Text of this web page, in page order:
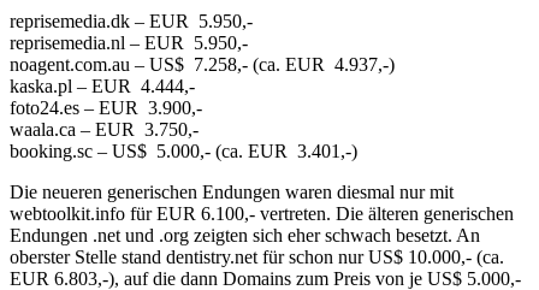
reprisemedia.dk – EUR 5.950,-
reprisemedia.nl – EUR 5.950,-
noagent.com.au – US$ 7.258,- (ca. EUR 4.937,-)
kaska.pl – EUR 4.444,-
foto24.es – EUR 3.900,-
waala.ca – EUR 3.750,-
booking.sc – US$ 5.000,- (ca. EUR 3.401,-)
Die neueren generischen Endungen waren diesmal nur mit
webtoolkit.info für EUR 6.100,- vertreten. Die älteren generischen
Endungen .net und .org zeigten sich eher schwach besetzt. An
oberster Stelle stand dentistry.net für schon nur US$ 10.000,- (ca.
EUR 6.803,-), auf die dann Domains zum Preis von je US$ 5.000,-